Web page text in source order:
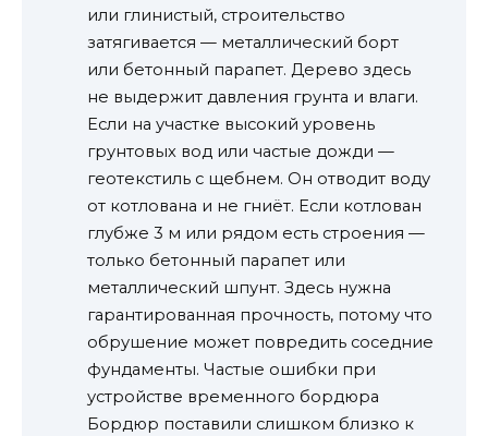
или глинистый, строительство
затягивается — металлический борт
или бетонный парапет. Дерево здесь
не выдержит давления грунта и влаги.
Если на участке высокий уровень
грунтовых вод или частые дожди —
геотекстиль с щебнем. Он отводит воду
от котлована и не гниёт. Если котлован
глубже 3 м или рядом есть строения —
только бетонный парапет или
металлический шпунт. Здесь нужна
гарантированная прочность, потому что
обрушение может повредить соседние
фундаменты. Частые ошибки при
устройстве временного бордюра
Бордюр поставили слишком близко к